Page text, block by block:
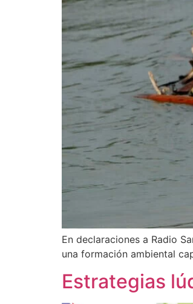
En declaraciones a Radio
una formación ambiental
Estrategias